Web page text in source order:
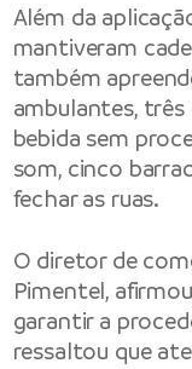
Além da
mantiveram
também
ambulantes,
bebida sem
som, cinco
fechar as ruas.
O diretor de
Pimentel,
garantir a
ressaltou que